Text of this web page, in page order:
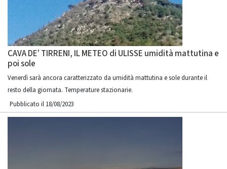
CAVA DE’ TIRRENI, IL METEO di ULISSE umidità mattutina e
poi sole
Venerdì sarà ancora caratterizzato da umidità mattutina e sole durante il
resto della giornata. Temperature stazionarie.
Pubblicato il 18/08/2023